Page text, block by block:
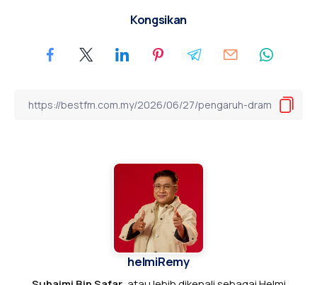
Kongsikan
helmiRemy